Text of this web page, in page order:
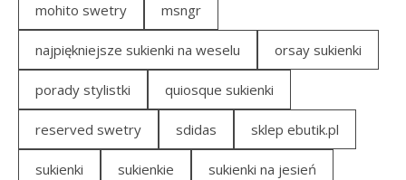
mohito swetry msngr
najpiękniejsze sukienki na weselu orsay sukienki
porady stylistki quiosque sukienki
reserved swetry sdidas sklep ebutik.pl
sukienki sukienkie sukienki na jesień